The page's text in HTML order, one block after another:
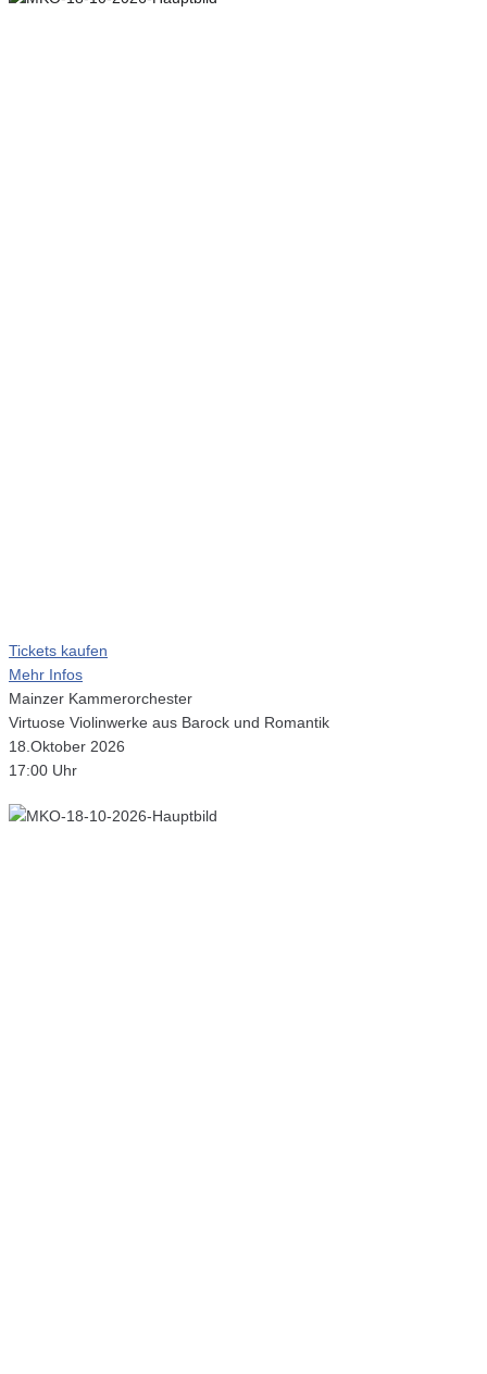
Tickets kaufen
Mehr Infos
Mainzer Kammerorchester
Virtuose Violinwerke aus Barock und Romantik
18.Oktober 2026
17:00 Uhr